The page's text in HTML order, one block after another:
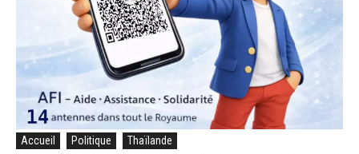
Accueil Politique Thaïlande